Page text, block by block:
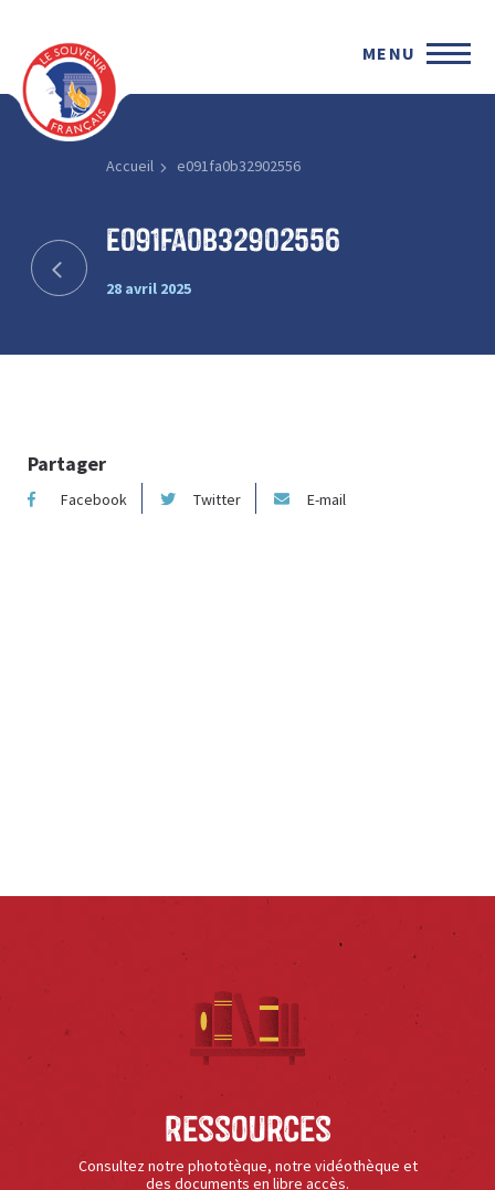
MENU
Accueil e091fa0b32902556
e091fa0b32902556
28 avril 2025
Partager
Facebook Twitter E-mail
Ressources
Consultez notre phototèque, notre vidéothèque et
des documents en libre accès.